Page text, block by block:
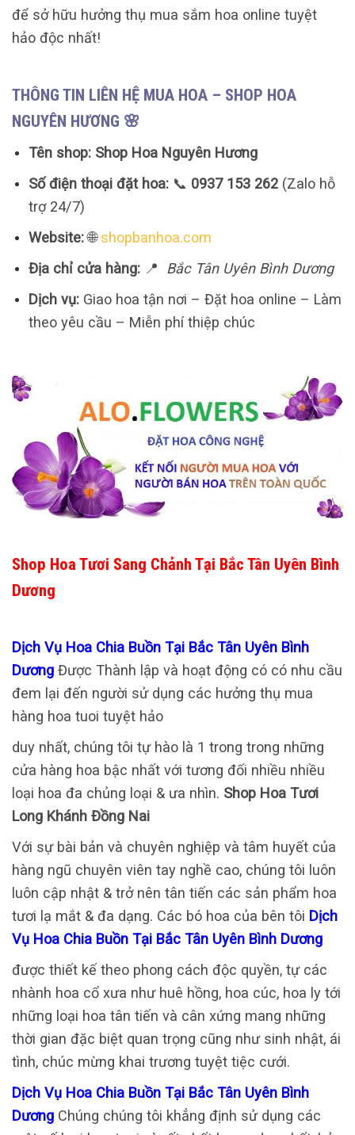
để sở hữu hưởng thụ mua sắm hoa online tuyệt
hảo độc nhất!
THÔNG TIN LIÊN HỆ MUA HOA – SHOP HOA
NGUYÊN HƯƠNG 🌸
Tên shop: Shop Hoa Nguyên Hương
Số điện thoại đặt hoa:📞 0937 153 262(Zalo hỗ
trợ 24/7)
Website:🌐shopbanhoa.com
Địa chỉ cửa hàng:📍
Bắc Tân Uyên Bình Dương
Dịch vụ:Giao hoa tận nơi – Đặt hoa online – Làm
theo yêu cầu – Miễn phí thiệp chúc
Shop Hoa Tươi Sang Chảnh Tại Bắc Tân Uyên Bình
Dương
Dịch Vụ Hoa Chia Buồn Tại Bắc Tân Uyên Bình
Dương Được Thành lập và hoạt động có có nhu cầu
đem lại đến người sử dụng các hưởng thụ mua
hàng hoa tuoi tuyệt hảo
duy nhất, chúng tôi tự hào là 1 trong trong những
cửa hàng hoa bậc nhất với tương đối nhiều nhiều
loại hoa đa chủng loại & ưa nhìn. Shop Hoa Tươi
Long Khánh Đồng Nai
Với sự bài bản và chuyên nghiệp và tâm huyết của
hàng ngũ chuyên viên tay nghề cao, chúng tôi luôn
luôn cập nhật & trở nên tân tiến các sản phẩm hoa
tươi lạ mắt & đa dạng. Các bó hoa của bên tôi Dịch
Vụ Hoa Chia Buồn Tại Bắc Tân Uyên Bình Dương
được thiết kế theo phong cách độc quyền, tự các
nhành hoa cổ xưa như huê hồng, hoa cúc, hoa ly tới
những loại hoa tân tiến và cân xứng mang những
thời gian đặc biệt quan trọng cũng như sinh nhật, ái
tình, chúc mừng khai trương tuyệt tiệc cưới.
Dịch Vụ Hoa Chia Buồn Tại Bắc Tân Uyên Bình
Dương Chúng chúng tôi khẳng định sử dụng các